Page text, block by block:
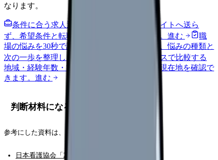
なります。
条件に合う求人通知を受け取る
外部転職サイトへ送ら
ず、希望条件と転職時期を自社で預かります。 進む
職
場の悩みを30秒で診断
辞めるべきか迷う前に、悩みの種類と
次の一歩を整理します。
給料コンパスで比較する
地域・経験年数・施設形態から、今の給料の現在地を確認で
きます。 進む
判断材料になるデータ
参考にした資料は、以下の通りです。
日本看護協会「2025年 看護職員実態調査」結果